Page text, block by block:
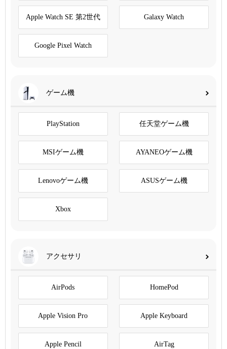
Apple Watch SE 第2世代 Galaxy Watch
Google Pixel Watch
ゲーム機
PlayStation 任天堂ゲーム機
MSIゲーム機 AYANEOゲーム機
Lenovoゲーム機 ASUSゲーム機
Xbox
アクセサリ
AirPods HomePod
Apple Vision Pro Apple Keyboard
Apple Pencil AirTag